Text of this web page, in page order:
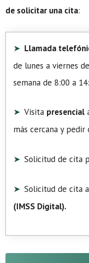
de solicitar una cita:
Llamada
de lunes a viernes
semana de 8:00 a
Visita presencial
más cercana y
Solicitud de cita
Solicitud de cita
(IMSS Digital).